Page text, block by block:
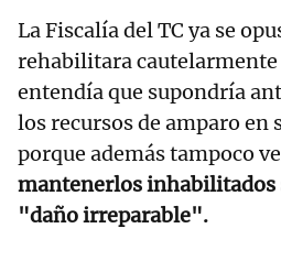
La Fiscalía del TC ya se
rehabilitara cautelarmente
entendía que supondría
los recursos de amparo en
porque además tampoco
mantenerlos inhabilitados
"daño irreparable".